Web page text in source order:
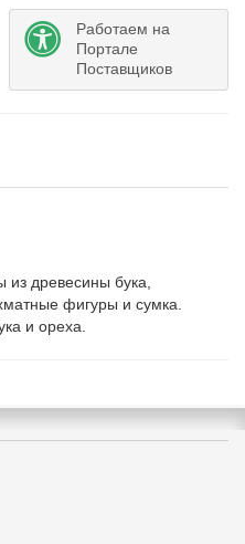
Работаем на
Портале
Поставщиков
из древесины бука,
фигуры и сумка.
и ореха.